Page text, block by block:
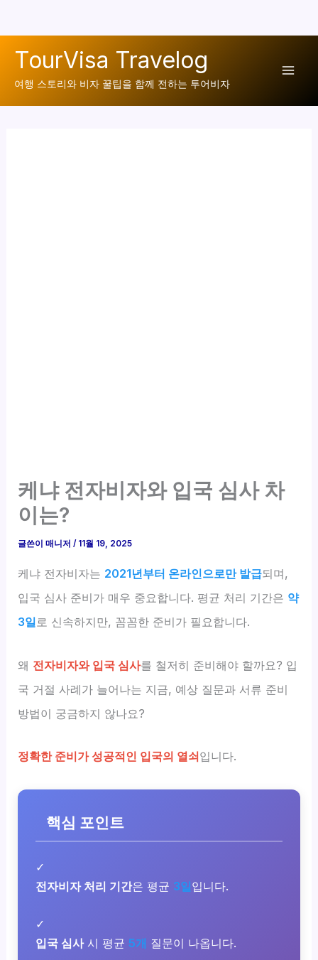
TourVisa Travelog
여행 스토리와 비자 꿀팁을 함께 전하는 투어비자
케냐 전자비자와 입국 심사 차
이는?
글쓴이매니저/ 11월 19, 2025
케냐 전자비자는 2021년부터 온라인으로만 발급되며,
입국 심사 준비가 매우 중요합니다. 평균 처리 기간은 약
3일로 신속하지만, 꼼꼼한 준비가 필요합니다.
왜 전자비자와 입국 심사를 철저히 준비해야 할까요? 입
국 거절 사례가 늘어나는 지금, 예상 질문과 서류 준비
방법이 궁금하지 않나요?
정확한 준비가 성공적인 입국의 열쇠입니다.
핵심 포인트
✓
전자비자 처리 기간은 평균 3일입니다.
✓
입국 심사시 평균5개 질문이 나옵니다.